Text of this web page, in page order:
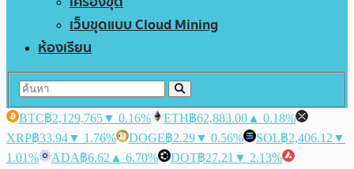
เว็บขุดแบบ Cloud Mining
ห้องเรียน
BTC฿2,129,765▼ 0.16% ETH฿62,883.00 ▲ 0.18%
XRP฿33.94▼ 1.76% DOGE฿2.29▼ 0.56% SOL฿2,406.12 ▼
1.01%
ADA฿6.62 ▲ 6.70% DOT฿27.21 ▼ 2.13%